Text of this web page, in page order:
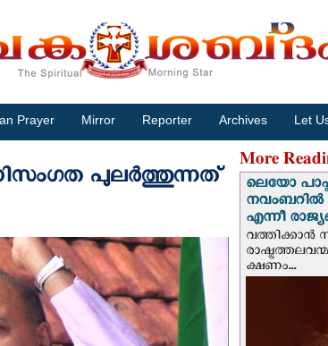
Prayer Mirror Reporter Archives Let
പുലർത്തുന്നത്
More
ലെയോ
നവംബറില്‍
എന്നീ
വത്തിക്കാന്‍
ക്ഷണം...